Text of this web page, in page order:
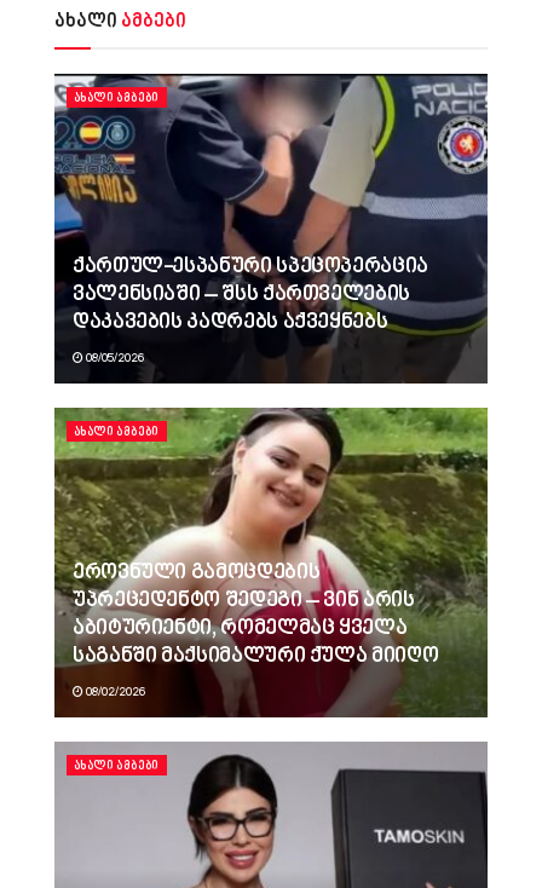
ახალი ამბები
ᲐᲮᲐᲚᲘ ᲐᲛᲑᲔᲑᲘ
ქართულ-ესპანური სპეცოპერაცია
ვალენსიაში – შსს ქართველების
დაკავების კადრებს აქვეყნებს
08/05/2026
ᲐᲮᲐᲚᲘ ᲐᲛᲑᲔᲑᲘ
ეროვნული გამოცდების
უპრეცედენტო შედეგი – ვინ არის
აბიტურიენტი, რომელმაც ყველა
საგანში მაქსიმალური ქულა მიიღო
08/02/2026
ᲐᲮᲐᲚᲘ ᲐᲛᲑᲔᲑᲘ